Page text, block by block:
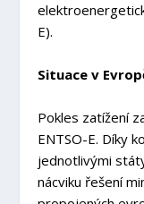
E).
Situace v
Pokles zatížení
ENTSO-E. Díky
jednotlivými
nácviku řešení